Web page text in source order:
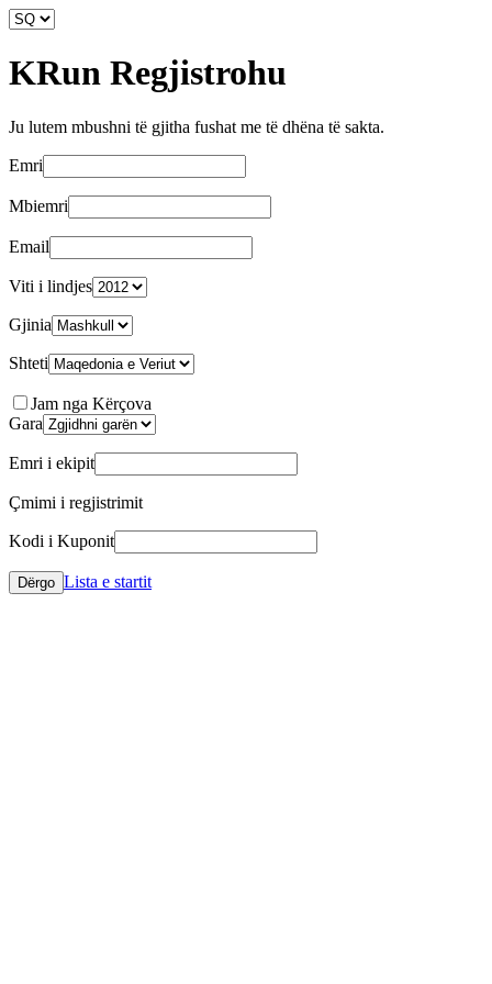
KRun Regjistrohu
Ju lutem mbushni të gjitha fushat me të dhëna të sakta.
Emri
Mbiemri
Email
Viti i lindjes
Gjinia
Shteti
Jam nga Kërçova
Gara
Emri i ekipit
Çmimi i regjistrimit
Kodi i Kuponit
Dërgo Lista e startit